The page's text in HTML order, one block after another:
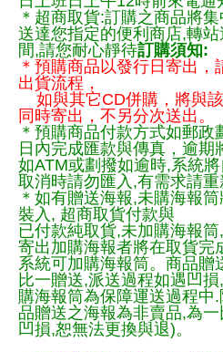
＊超商取貨:訂購之商品將
送達您指定的便利商店,轉
間,請您耐心靜待訂購須知:
＊預購商品以發行日寄出
出貨流程，
如與其它CD併購，將與
同時寄出，不另分次送出。
＊預購商品付款方式如郵
日內完成匯款與傳真，逾
如ATM或劃撥如逾時,系統
取消時請勿匯入,有需求請重
＊如有贈送海報,未購海報
裝入, 超商取貨付款與
已付款純取貨,未加購海報
寄出加購海報者將在取貨完
系統可加購海報筒。商品贈
比一贈送,派送過程如遇凹
購海報筒為保障運送過程中
品贈送之海報為非賣品,為
凹損,恕無法更換與退)。